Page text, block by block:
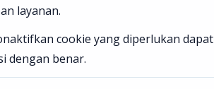
layanan.
cookie yang diperlukan dapat
dengan benar.